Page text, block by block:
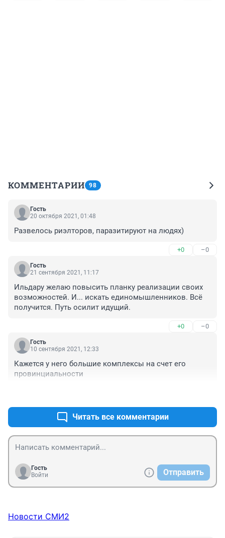
КОММЕНТАРИИ 98
Гость
20 октября 2021, 01:48
Развелось риэлторов, паразитируют на людях)
+0 –0
Гость
21 сентября 2021, 11:17
Ильдару желаю повысить планку реализации своих
возможностей. И... искать единомышленников. Всё
получится. Путь осилит идущий.
+0 –0
Гость
10 сентября 2021, 12:33
Кажется у него большие комплексы на счет его
провинциальности
Читать все комментарии
Гость
Войти
Отправить
Новости СМИ2